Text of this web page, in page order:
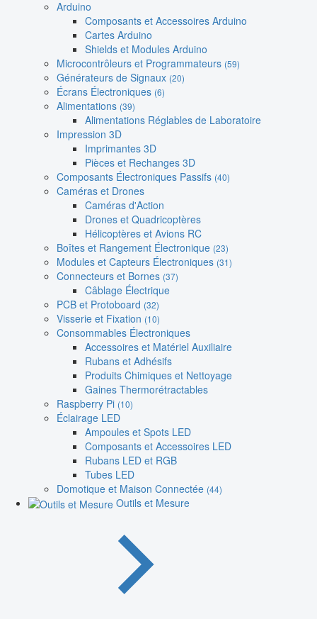
Arduino
Composants et Accessoires Arduino
Cartes Arduino
Shields et Modules Arduino
Microcontrôleurs et Programmateurs (59)
Générateurs de Signaux (20)
Écrans Électroniques (6)
Alimentations (39)
Alimentations Réglables de Laboratoire
Impression 3D
Imprimantes 3D
Pièces et Rechanges 3D
Composants Électroniques Passifs (40)
Caméras et Drones
Caméras d'Action
Drones et Quadricoptères
Hélicoptères et Avions RC
Boîtes et Rangement Électronique (23)
Modules et Capteurs Électroniques (31)
Connecteurs et Bornes (37)
Câblage Électrique
PCB et Protoboard (32)
Visserie et Fixation (10)
Consommables Électroniques
Accessoires et Matériel Auxiliaire
Rubans et Adhésifs
Produits Chimiques et Nettoyage
Gaines Thermorétractables
Raspberry Pi (10)
Éclairage LED
Ampoules et Spots LED
Composants et Accessoires LED
Rubans LED et RGB
Tubes LED
Domotique et Maison Connectée (44)
Outils et Mesure